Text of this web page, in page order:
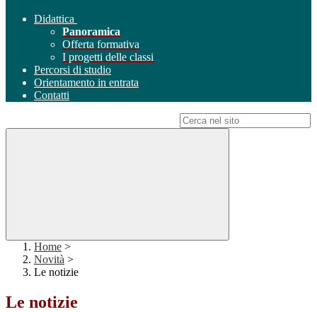
Didattica
Panoramica
Offerta formativa
I progetti delle classi
Percorsi di studio
Orientamento in entrata
Contatti
Home >
Novità >
Le notizie
Le notizie